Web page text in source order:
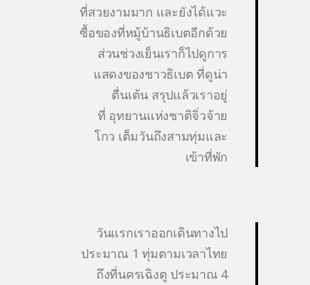
ที่สวยงามมาก และยังได้แวะ
ซื้อของที่หมู้บ้านธิเบตอีกด้วย
ส่วนช่วงเย็นเราก็ไปดูการ
แสดงของชาวธิเบต ที่ดูน่า
ตื่นเต้น สรุปแล้วเราอยู่
ที่ อุทยานแห่งชาติจิ่วจ้าย
โกว เต็มวันถึงสามทุ่มและ
เข้าที่พัก
วันแรกเราออกเดินทางไป
ประมาณ 1 ทุ่มตามเวลาไทย
ถึงที่นครเฉิงตู ประมาณ 4